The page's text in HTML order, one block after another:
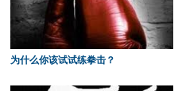
为什么你该试试练拳击？